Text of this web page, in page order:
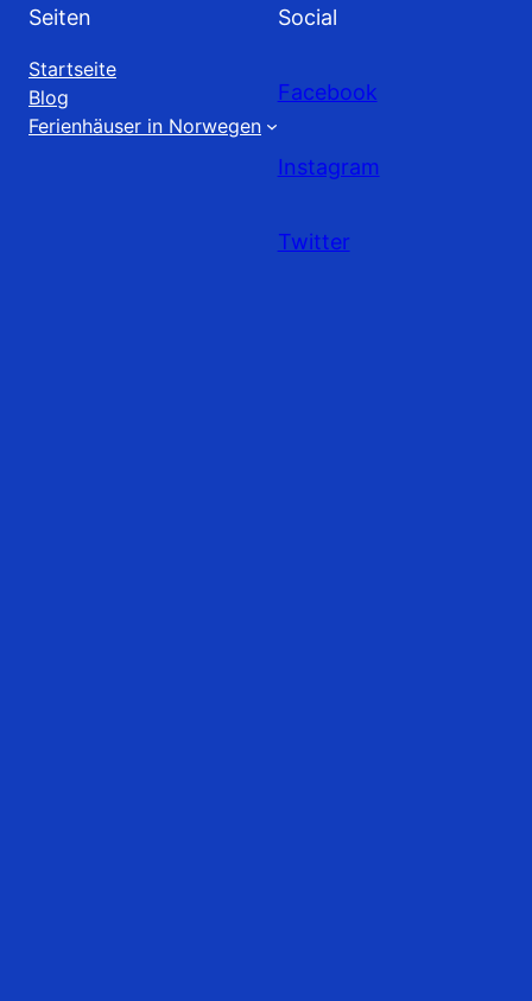
Seiten
Startseite
Blog
Ferienhäuser in Norwegen
Social
Facebook
Instagram
Twitter